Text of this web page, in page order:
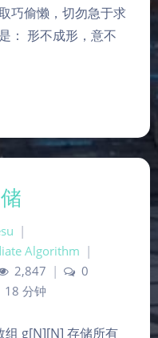
巧偷懒，切勿急于求
： 形不成形，意不
|
Algorithm |
2,847 |
0
18 分钟
组 g[N][N] 存储所有